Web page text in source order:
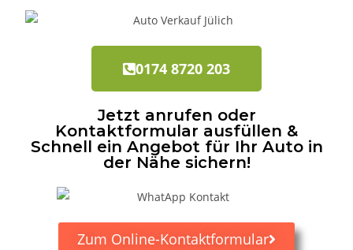
0174 8720 203
Jetzt anrufen oder
Kontaktformular ausfüllen &
Schnell ein Angebot für Ihr Auto in
der Nähe sichern!
Zum Online-Kontaktformular